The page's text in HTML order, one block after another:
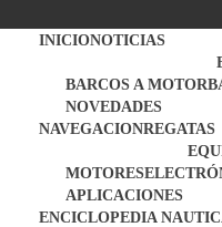
INICIONOTICIAS
BARCOS A MOTOR
NOVEDADES
NAVEGACIONREGATAS
MOTORES
APLICACIONES
ENCICLOPEDIA